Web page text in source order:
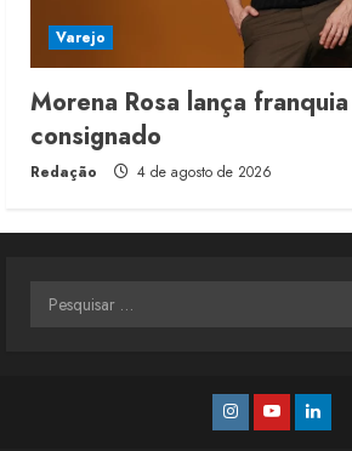
Varejo
Morena Rosa lança
consignado
Redação 4 de agosto de 2026
Pesquisar
Instagram
Youtube